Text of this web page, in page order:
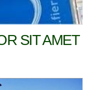
SIT AMET